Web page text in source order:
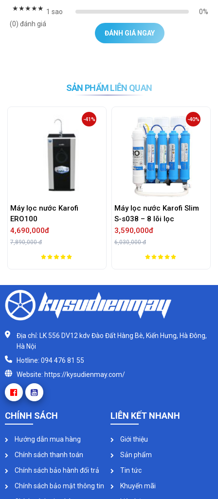
★★★★★
(0) đánh giá
1 sao 0%
ĐÁNH GIÁ NGAY
SẢN PHẨM LIÊN QUAN
Máy lọc nước Karofi
ERO100
4,690,000đ
7,890,000 đ
-41%
Máy lọc nước Karofi Slim
S-s038 – 8 lõi lọc
3,590,000đ
6,030,000 đ
-40%
Địa chỉ: LK 556 DV12 kdv Đào Đất Hàng Bè, Kiến Hưng, Hà Đông,
Hà Nội
Hotline: 094 476 81 55
Website: https://kysudienmay.com/
CHÍNH SÁCH
Hướng dẫn mua hàng
Chính sách thanh toán
Chính sách bảo hành đổi trả
Chính sách bảo mật thông tin
LIÊN KẾT NHANH
Giới thiệu
Sản phẩm
Tin tức
Khuyến mãi